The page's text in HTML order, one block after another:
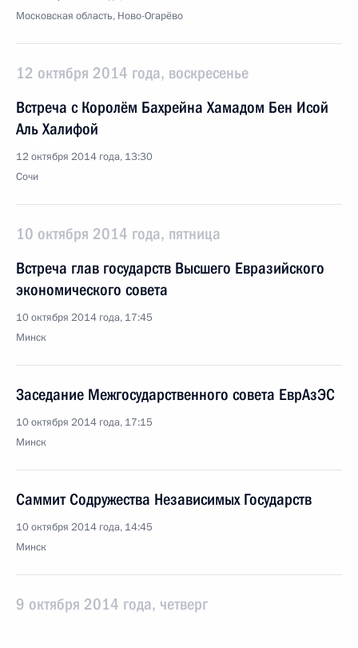
Московская область, Ново-Огарёво
12 октября 2014 года, воскресенье
Встреча с Королём Бахрейна Хамадом Бен Исой
Аль Халифой
12 октября 2014 года, 13:30
Сочи
10 октября 2014 года, пятница
Встреча глав государств Высшего Евразийского
экономического совета
10 октября 2014 года, 17:45
Минск
Заседание Межгосударственного совета ЕврАзЭС
10 октября 2014 года, 17:15
Минск
Саммит Содружества Независимых Государств
10 октября 2014 года, 14:45
Минск
9 октября 2014 года, четверг